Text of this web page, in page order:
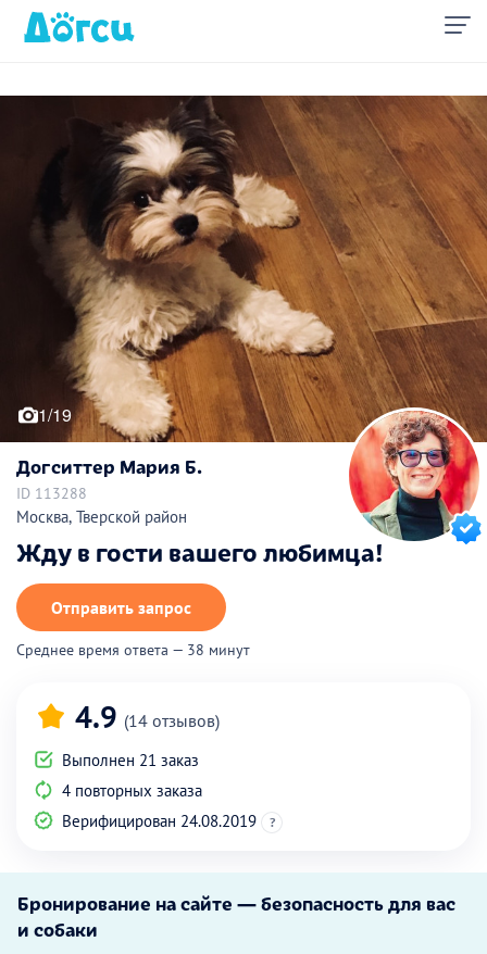
1/19
Догситтер Мария Б.
ID 113288
Москва, Тверской район
Жду в гости вашего любимца!
Отправить запрос
Среднее время ответа — 38 минут
4.9 (14 отзывов)
Выполнен 21 заказ
4 повторных заказа
Верифицирован 24.08.2019
?
Бронирование на сайте — безопасность для вас
и собаки